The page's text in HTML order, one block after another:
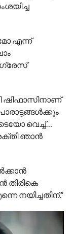
എന്ന്
ഷിഫാസിനാണ്
വെച്ച്…
ഞാൻ
തിരികെ
നയിച്ചതിന്.”